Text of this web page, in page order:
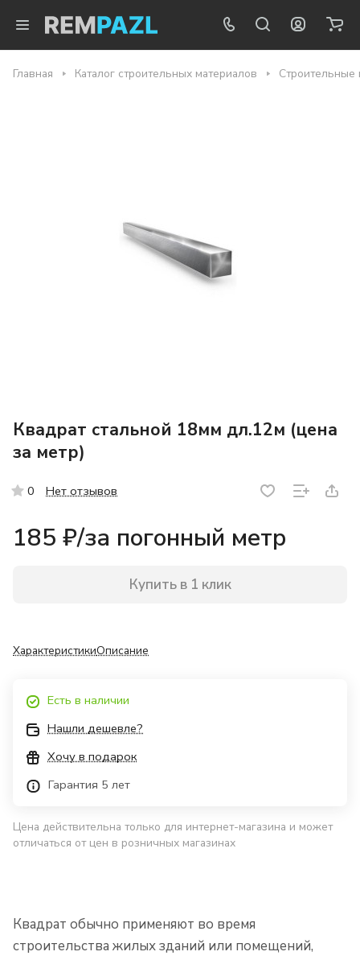
Главная Каталог строительных материалов Строительные
Квадрат стальной 18мм дл.12м (цена
за метр)
0 Нет отзывов
185 ₽/за погонный метр
Купить в 1 клик
ХарактеристикиОписание
Есть в наличии
Нашли дешевле?
Хочу в подарок
Гарантия 5 лет
Цена действительна только для интернет-магазина и может
отличаться от цен в розничных магазинах
Квадрат обычно применяют во время
строительства жилых зданий или помещений,